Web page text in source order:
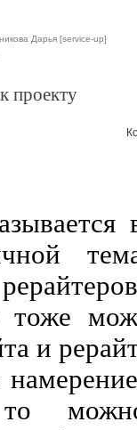
Дарья [service-up]
проекту
тоже
и
то